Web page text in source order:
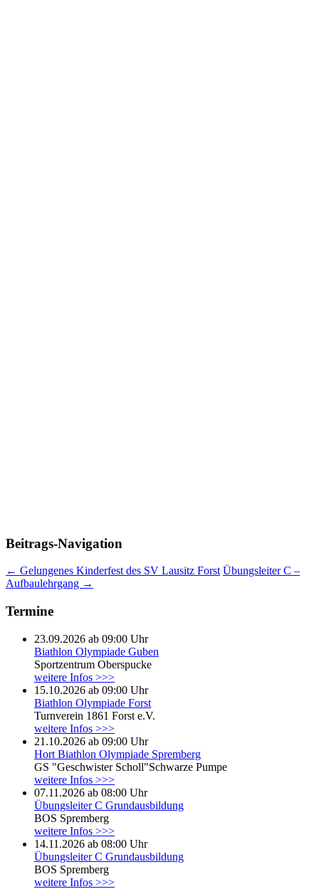
Beitrags-Navigation
← Gelungenes Kinderfest des SV Lausitz Forst Übungsleiter C –
Aufbaulehrgang →
Termine
23.09.2026 ab 09:00 Uhr
Biathlon Olympiade Guben
Sportzentrum Oberspucke
weitere Infos >>>
15.10.2026 ab 09:00 Uhr
Biathlon Olympiade Forst
Turnverein 1861 Forst e.V.
weitere Infos >>>
21.10.2026 ab 09:00 Uhr
Hort Biathlon Olympiade Spremberg
GS "Geschwister Scholl"Schwarze Pumpe
weitere Infos >>>
07.11.2026 ab 08:00 Uhr
Übungsleiter C Grundausbildung
BOS Spremberg
weitere Infos >>>
14.11.2026 ab 08:00 Uhr
Übungsleiter C Grundausbildung
BOS Spremberg
weitere Infos >>>